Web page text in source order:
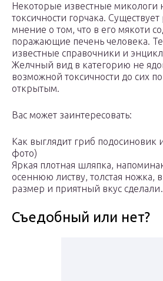
Некоторые известные микологи
токсичности горчака.
мнение о том, что в его мякоти
поражающие печень человека.
известные справочники и
Желчный вид в категорию не
возможной токсичности до сих
открытым.
Вас может заинтересовать:
Как выглядит гриб подосиновик
фото)
Яркая плотная шляпка,
осеннюю листву, толстая ножка,
размер и приятный вкус
Съедобный или нет?